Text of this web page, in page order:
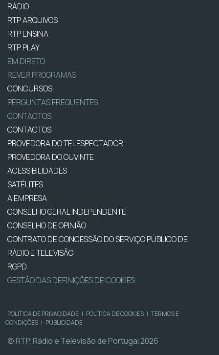
RÁDIO
RTP ARQUIVOS
RTP ENSINA
RTP PLAY
EM DIRETO
REVER PROGRAMAS
CONCURSOS
PERGUNTAS FREQUENTES
CONTACTOS
CONTACTOS
PROVEDORA DO TELESPECTADOR
PROVEDORA DO OUVINTE
ACESSIBILIDADES
SATÉLITES
A EMPRESA
CONSELHO GERAL INDEPENDENTE
CONSELHO DE OPINIÃO
CONTRATO DE CONCESSÃO DO SERVIÇO PÚBLICO DE
RÁDIO E TELEVISÃO
RGPD
GESTÃO DAS DEFINIÇÕES DE COOKIES
POLÍTICA DE PRIVACIDADE | POLÍTICA DE COOKIES | TERMOS E
CONDIÇÕES | PUBLICIDADE
© RTP, Rádio e Televisão de Portugal 2026